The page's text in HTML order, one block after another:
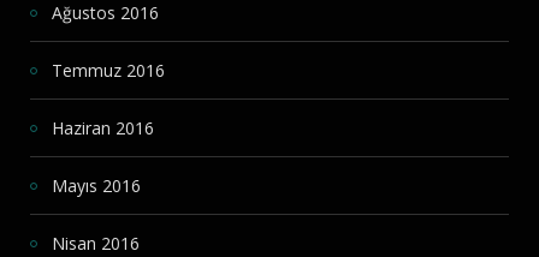
Ağustos 2016
Temmuz 2016
Haziran 2016
Mayıs 2016
Nisan 2016